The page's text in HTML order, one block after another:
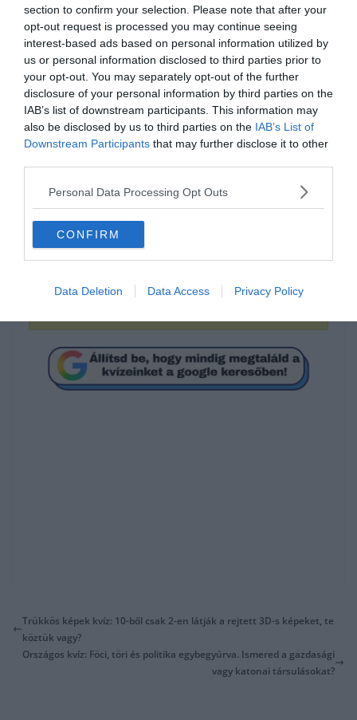
section to confirm your selection. Please note that after your
opt-out request is processed you may continue seeing
interest-based ads based on personal information utilized by
us or personal information disclosed to third parties prior to
your opt-out. You may separately opt-out of the further
disclosure of your personal information by third parties on the
IAB’s list of downstream participants. This information may
also be disclosed by us to third parties on the IAB’s List of
Downstream Participants that may further disclose it to other
Personal Data Processing Opt Outs
CONFIRM
Data Deletion Data Access Privacy Policy
Tudod hogyan írjuk
helyesen?
mindkettő helyes
setesuta
Trükkös képek kvíz: 10-ből csak 2-en látják a rejtett 3D-s képeket, te
köztük vagy?
Országos kvíz: Föci, töri és politika egybegyúrva. Ismered a gazdasági
vagy katonai társulásokat?